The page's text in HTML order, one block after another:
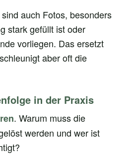
auch Fotos, besonders
stark gefüllt ist oder
vorliegen. Das ersetzt
aber oft die
in der Praxis
. Warum muss die
werden und wer ist